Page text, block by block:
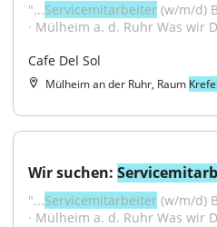
"...Servicemitarbeiter (w/m/d)
· Mülheim a. d. Ruhr Was wir
Cafe Del Sol
Mülheim an der Ruhr, Raum
Wir suchen:
"...Servicemitarbeiter (w/m/d)
· Mülheim a. d. Ruhr Was wir